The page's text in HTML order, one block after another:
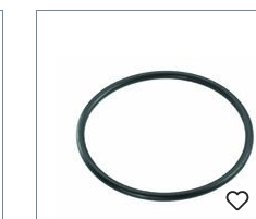
programma's worden
reinigingsdoekje. Uitvoering:
Ledverlichting/Sluiting
MDF/hout Afmetingen: 175 x
175 x 200 mm. Kleur: Zwart,
hoogglans De getoonde
horloges zijn niet inbegrepen!